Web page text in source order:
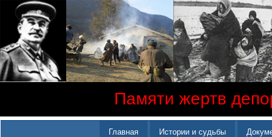
Памяти жертв
Главная Истории и судьбы